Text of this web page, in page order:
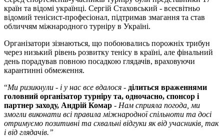
країн та відомі українці. Сергій Стаховський - всесвітньо
відомий тенісист-професіонал, підтримав змагання та став
обличчям міжнародного турніру в Україні.
Організатори зізнаються, що побоювались порожніх трибун
через низький рівень розвитку тенісу в країні, але фінальний
день порадував повною посадкою глядачів, враховуючи
карантинні обмеження.
“Ми ризикнули - і у нас все вдалося - ділиться враженнями
головний організатор турніру та, одночасно, спонсор і
партнер заходу, Андрій Комар - Нам сприяла погода, ми
змогли виконати всі правила міжнародної спільноти та досі
отримуємо позитивні та схвальні відгуки як від учасників, так
і від глядачів.”